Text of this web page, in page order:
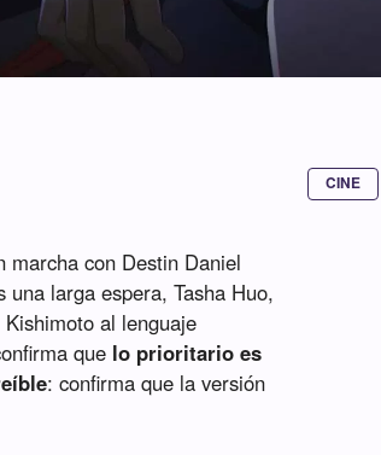
CINE
marcha con Destin Daniel
larga espera, Tasha Huo,
al lenguaje
que lo prioritario es
: confirma que la versión